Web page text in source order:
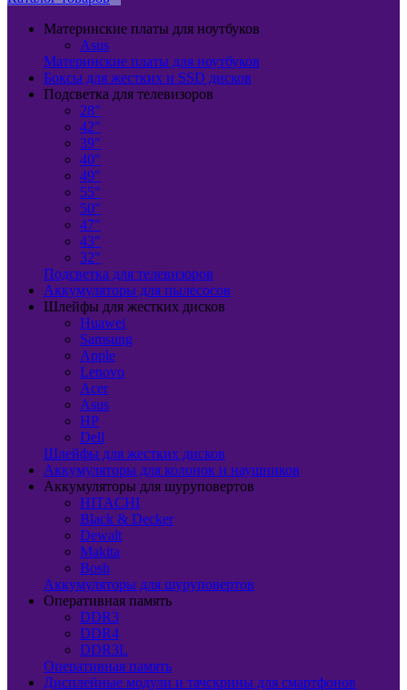
Материнские платы для ноутбуков
Asus
Материнские платы для ноутбуков
Боксы для жестких и SSD дисков
Подсветка для телевизоров
28"
42"
39"
40"
49"
55"
50"
47"
43"
32"
Подсветка для телевизоров
Аккумуляторы для пылесосов
Шлейфы для жестких дисков
Huawei
Samsung
Apple
Lenovo
Acer
Asus
HP
Dell
Шлейфы для жестких дисков
Аккумуляторы для колонок и наушников
Аккумуляторы для шуруповертов
HITACHI
Black & Decker
Dewalt
Makita
Bosh
Аккумуляторы для шуруповертов
Оперативная память
DDR3
DDR4
DDR3L
Оперативная память
Дисплейные модули и тачскрины для смартфонов